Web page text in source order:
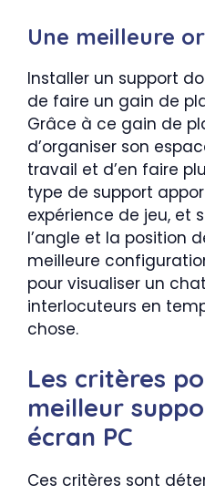
Une meilleure
Installer un support
de faire un gain de
Grâce à ce gain de
d’organiser son
travail et d’en faire
type de support
expérience de jeu, et
l’angle et la position
meilleure
pour visualiser un
interlocuteurs en
chose.
Les critères
meilleur
écran PC
Ces critères sont